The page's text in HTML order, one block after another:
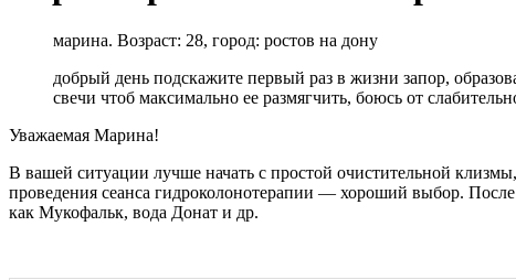
марина. Возраст: 28, город: ростов на дону
добрый день подскажите первый раз в жизни запор,
свечи чтоб максимально ее размягчить, боюсь от
Уважаемая Марина!
В вашей ситуации лучше начать с простой очистительной
проведения сеанса гидроколонотерапии — хороший выбор.
как Мукофальк, вода Донат и др.